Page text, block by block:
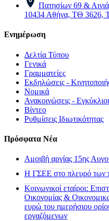
Πατησίων 69 &
10434 Αθήνα, ΤΘ 3626,
Ενημέρωση
Δελτία Τύπου
Γενικά
Γραμματείες
Εκδηλώσεις -
Νομικά
Ανακοινώσεις - Εγκύκλιοι
Βίντεο
Ρυθμίσεις Ιδιωτικότητας
Πρόσφατα Νέα
Αμοιβή αργίας 15ης
H ΓΣΕΕ στο πλευρό των
Κοινωνικοί εταίροι:
Οικονομίας &
ευρώ του ημερήσιου
εργαζόμενων